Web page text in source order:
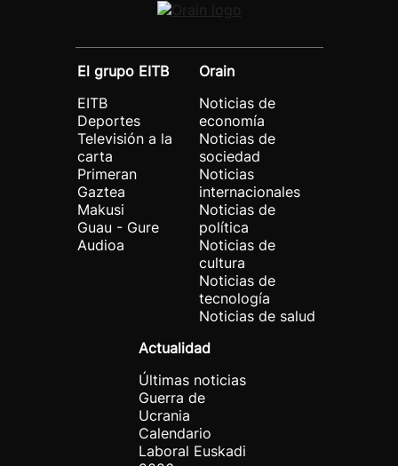
El grupo EITB
EITB
Deportes
Televisión a la
carta
Primeran
Gaztea
Makusi
Guau - Gure
Audioa
Orain
Noticias de
economía
Noticias de
sociedad
Noticias
internacionales
Noticias de
política
Noticias de
cultura
Noticias de
tecnología
Noticias de salud
Actualidad
Últimas noticias
Guerra de
Ucrania
Calendario
Laboral Euskadi